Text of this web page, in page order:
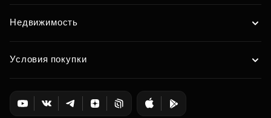
Недвижимость
Условия покупки